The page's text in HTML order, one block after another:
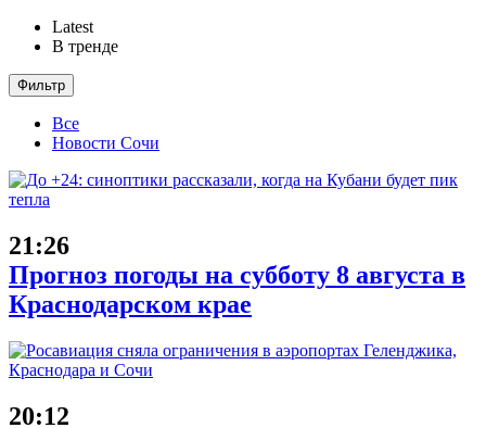
Latest
В тренде
Фильтр
Все
Новости Сочи
21:26
Прогноз погоды на субботу 8 августа в
Краснодарском крае
20:12